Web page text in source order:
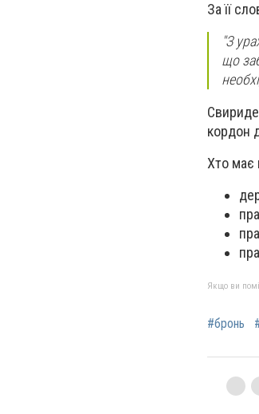
За її
"З
що
кордон
Хто має
Якщо ви
#бронь